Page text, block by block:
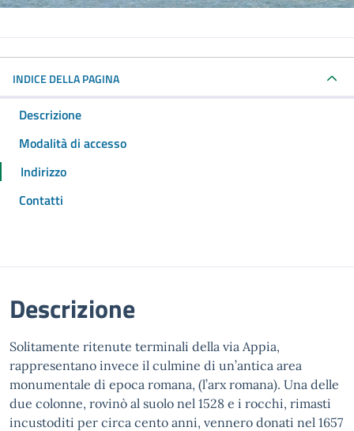
INDICE DELLA PAGINA
Descrizione
Modalità di accesso
Indirizzo
Contatti
Descrizione
Solitamente ritenute terminali della via Appia,
rappresentano invece il culmine di un’antica area
monumentale di epoca romana, (l’arx romana). Una delle
due colonne, rovinò al suolo nel 1528 e i rocchi, rimasti
incustoditi per circa cento anni, vennero donati nel 1657